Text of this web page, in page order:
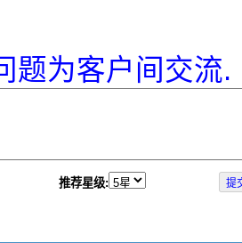
题为客户间交流.
推荐星级: